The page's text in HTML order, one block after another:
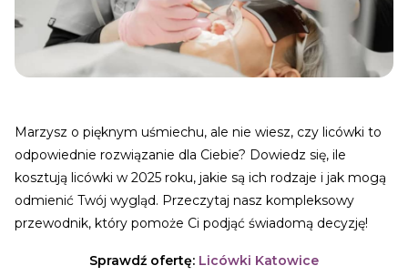
Marzysz o pięknym uśmiechu, ale nie wiesz, czy licówki to
odpowiednie rozwiązanie dla Ciebie? Dowiedz się, ile
kosztują licówki w 2025 roku, jakie są ich rodzaje i jak mogą
odmienić Twój wygląd. Przeczytaj nasz kompleksowy
przewodnik, który pomoże Ci podjąć świadomą decyzję!
Sprawdź ofertę: Licówki Katowice